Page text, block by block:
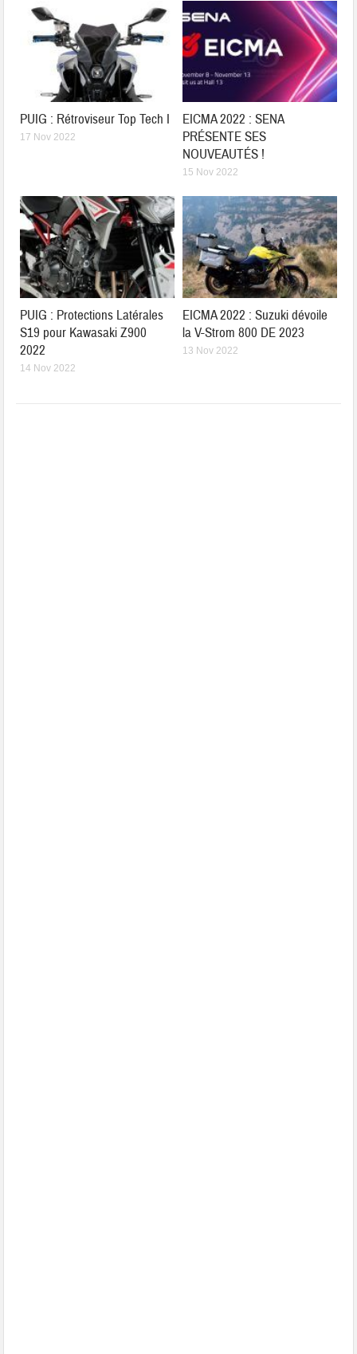
PUIG : Rétroviseur Top Tech I
17 Nov 2022
EICMA 2022 : SENA
PRÉSENTE SES
NOUVEAUTÉS !
15 Nov 2022
PUIG : Protections Latérales
S19 pour Kawasaki Z900
2022
14 Nov 2022
EICMA 2022 : Suzuki dévoile
la V-Strom 800 DE 2023
13 Nov 2022